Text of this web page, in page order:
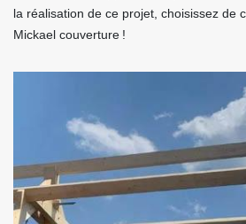
la réalisation de ce projet, choisissez de
Mickael couverture !